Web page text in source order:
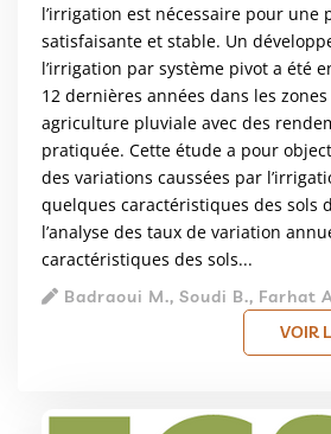
l’irrigation est nécessaire pour une
satisfaisante et stable. Un
l’irrigation par système pivot a été
12 dernières années dans les
agriculture pluviale avec des
pratiquée. Cette étude a pour
des variations caussées par
quelques caractéristiques des sols
l’analyse des taux de variation
caractéristiques des sols...
Badraoui M., Soudi B., Farhat
VOIR